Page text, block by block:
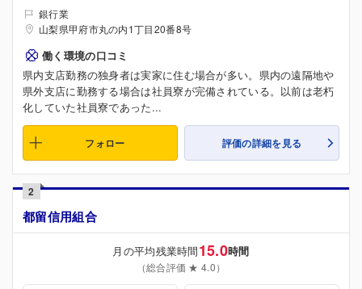
銀行業
山梨県甲府市丸の内1丁目20番8号
働く環境の口コミ
県内支店勤務の独身者は実家に住む場合が多い。県内の遠隔地や
県外支店に勤務する場合は社員寮が完備されている。以前は老朽
化していた社員寮であった...
フォロー 評価の詳細を見る
2
都留信用組合
月の平均残業時間15.0時間
（総合評価 ★ 4.0）